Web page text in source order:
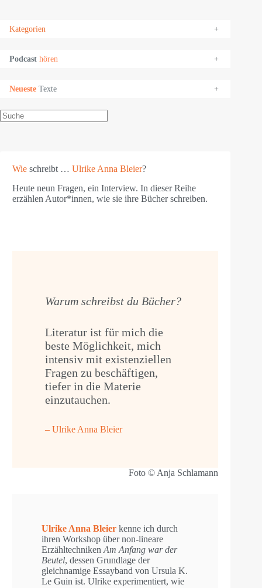
Wie schreibt … Ulrike Anna Bleier?
Heute neun Fragen, ein Interview. In dieser Reihe
erzählen Autor*innen, wie sie ihre Bücher schreiben.
Warum schreibst du Bücher?
Literatur ist für mich die
beste Möglichkeit, mich
intensiv mit existenziellen
Fragen zu beschäftigen,
tiefer in die Materie
einzutauchen.
– Ulrike Anna Bleier
Foto © Anja Schlamann
Ulrike Anna Bleier kenne ich durch
ihren Workshop über non-lineare
Erzähltechniken Am Anfang war der
Beutel, dessen Grundlage der
gleichnamige Essayband von Ursula K.
Le Guin ist. Ulrike experimentiert, wie
Kategorien +
Podcast hören +
Neueste Texte +
Suchen